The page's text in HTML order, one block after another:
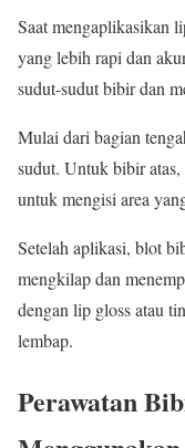
Saat mengaplikasikan
yang lebih rapi dan
sudut-sudut bibir dan
Mulai dari bagian
sudut. Untuk bibir atas,
untuk mengisi area
Setelah aplikasi, blot
mengkilap dan
dengan lip gloss atau
lembap.
Perawatan